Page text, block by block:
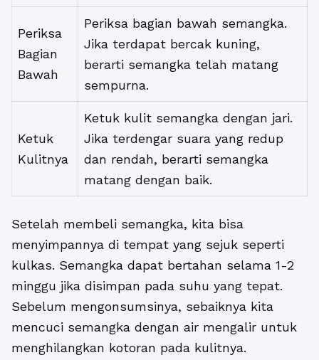
Periksa
Bagian
Bawah
Periksa bagian bawah semangka.
Jika terdapat bercak kuning,
berarti semangka telah matang
sempurna.
Ketuk
Kulitnya
Ketuk kulit semangka dengan jari.
Jika terdengar suara yang redup
dan rendah, berarti semangka
matang dengan baik.
Setelah membeli semangka, kita bisa
menyimpannya di tempat yang sejuk seperti
kulkas. Semangka dapat bertahan selama 1-2
minggu jika disimpan pada suhu yang tepat.
Sebelum mengonsumsinya, sebaiknya kita
mencuci semangka dengan air mengalir untuk
menghilangkan kotoran pada kulitnya.